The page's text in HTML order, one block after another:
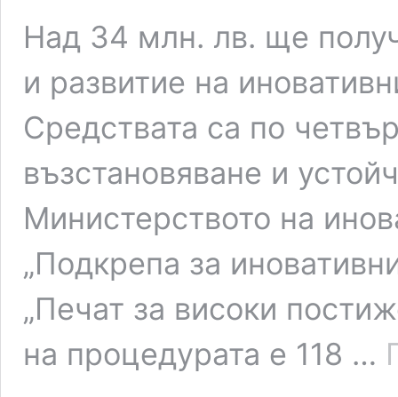
Над 34 млн. лв. ще
и развитие на
Средствата са по
възстановяване и
Министерството на
„Подкрепа за
„Печат за високи
на процедурата е 118 …